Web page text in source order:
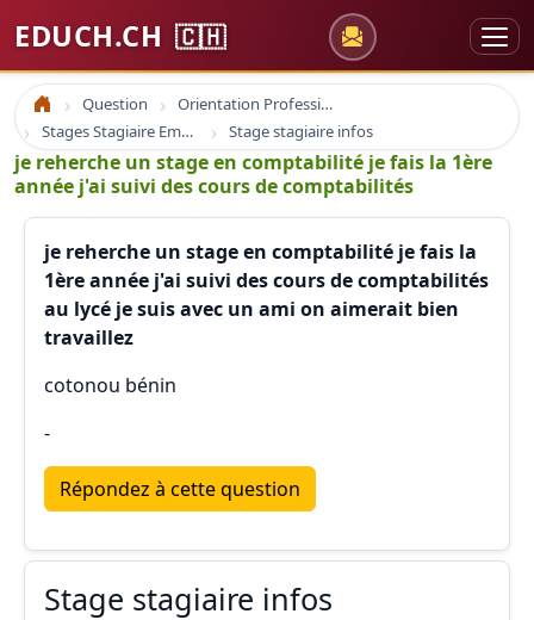
EDUCH.CH 🇨🇭
Accueil Question
Orientation Professionnelle
Stages Stagiaire Emploi
Stage stagiaire infos
je reherche un stage en comptabilité je fais la 1ère
année j'ai suivi des cours de comptabilités
je reherche un stage en comptabilité je fais la
1ère année j'ai suivi des cours de comptabilités
au lycé je suis avec un ami on aimerait bien
travaillez
cotonou bénin
-
Répondez à cette question
Stage stagiaire infos